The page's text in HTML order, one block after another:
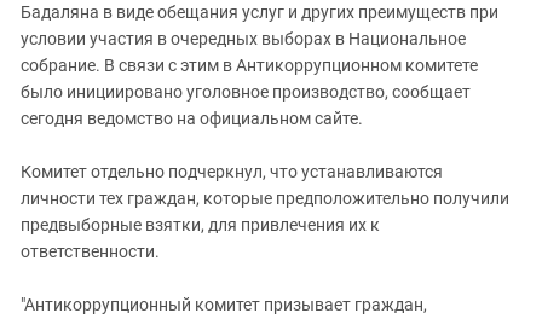
Бадаляна в виде обещания услуг и других преимуществ при
условии участия в очередных выборах в Национальное
собрание. В связи с этим в Антикоррупционном комитете
было инициировано уголовное производство, сообщает
сегодня ведомство на официальном сайте.
Комитет отдельно подчеркнул, что устанавливаются
личности тех граждан, которые предположительно получили
предвыборные взятки, для привлечения их к
ответственности.
"Антикоррупционный комитет призывает граждан,